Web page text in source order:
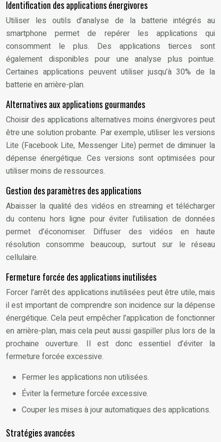
Identification des applications énergivores
Utiliser les outils d’analyse de la batterie intégrés au
smartphone permet de repérer les applications qui
consomment le plus. Des applications tierces sont
également disponibles pour une analyse plus pointue.
Certaines applications peuvent utiliser jusqu’à 30% de la
batterie en arrière-plan.
Alternatives aux applications gourmandes
Choisir des applications alternatives moins énergivores peut
être une solution probante. Par exemple, utiliser les versions
Lite (Facebook Lite, Messenger Lite) permet de diminuer la
dépense énergétique. Ces versions sont optimisées pour
utiliser moins de ressources.
Gestion des paramètres des applications
Abaisser la qualité des vidéos en streaming et télécharger
du contenu hors ligne pour éviter l’utilisation de données
permet d’économiser. Diffuser des vidéos en haute
résolution consomme beaucoup, surtout sur le réseau
cellulaire.
Fermeture forcée des applications inutilisées
Forcer l’arrêt des applications inutilisées peut être utile, mais
il est important de comprendre son incidence sur la dépense
énergétique. Cela peut empêcher l’application de fonctionner
en arrière-plan, mais cela peut aussi gaspiller plus lors de la
prochaine ouverture. Il est donc essentiel d’éviter la
fermeture forcée excessive.
Fermer les applications non utilisées.
Éviter la fermeture forcée excessive.
Couper les mises à jour automatiques des applications.
Stratégies avancées